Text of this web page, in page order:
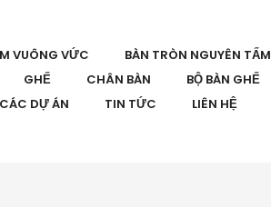
VUÔNG VỨC
BÀN TRÒN NGUYÊN TẤM
GHẾ CHÂN BÀN
BỘ BÀN GHẾ
CÁC DỰ ÁN TIN TỨC LIÊN HỆ